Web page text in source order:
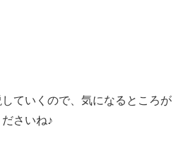
ていくので、気になるところが
さいね♪